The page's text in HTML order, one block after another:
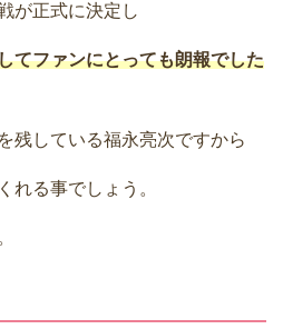
が正式に決定し
てファンにとっても朗報でした
残している福永亮次ですから
れる事でしょう。